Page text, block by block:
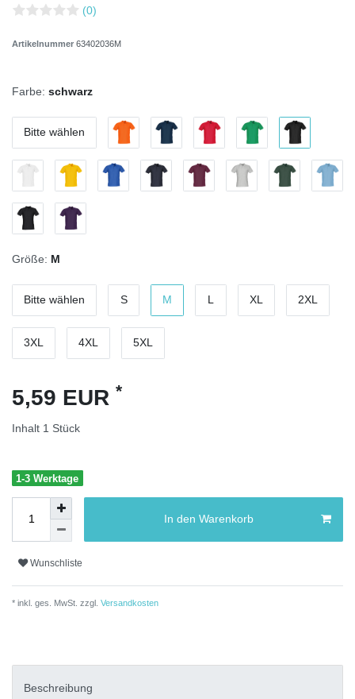
(0)
Artikelnummer 63402036M
Farbe: schwarz
Bitte wählen
Größe: M
Bitte wählen S M L XL 2XL
3XL 4XL 5XL
5,59 EUR *
Inhalt 1 Stück
1-3 Werktage
In den Warenkorb
Wunschliste
* inkl. ges. MwSt. zzgl. Versandkosten
Beschreibung